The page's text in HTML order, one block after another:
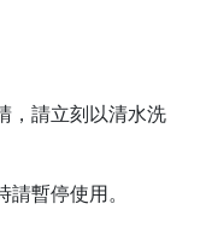
，請立刻以清水洗
暫停使用。